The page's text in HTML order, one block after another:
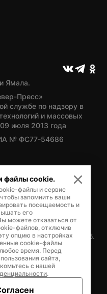
Ямала.
Пресс»
службе по надзору в
и массовых
июля 2013 года
ИА № ФС77-54686
политики Ямало-
Кнунянца, д.1, каб.
42728
файлы cookie.
файлы и сервис
запомнить ваши
посещаемость и
его
можете отказаться от
файлов, отключив
опцию в настройках
cookie-файлы
время. Перед
сайта,
с нашей
.